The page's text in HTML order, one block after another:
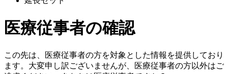
縫合糸 / 皮膚用接着剤
創傷ケア
ソリューション
キャリア（B. Braunで働くということ）
お問合せ
お問合せフォーム
取材・撮影のお申込み
ニューススペース
ニュースリリース
医療従事者の確認
この先は、医療従事者の方を対象とした情報を提供しており
ます。大変申し訳ございませんが、医療従事者の方以外はご